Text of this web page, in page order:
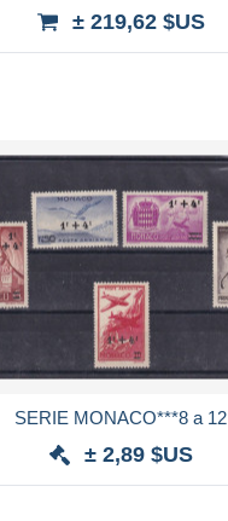
± 219,62 $US
SERIE MONACO***8 a 12
± 2,89 $US